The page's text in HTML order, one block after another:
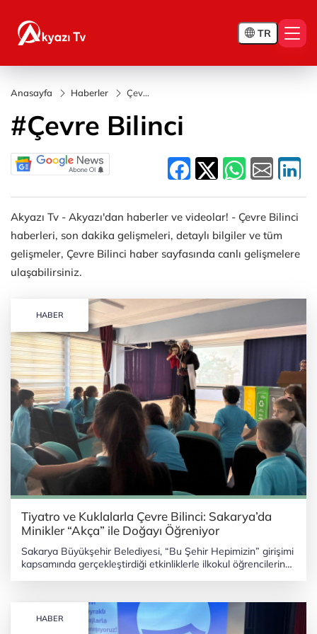
TR
Anasayfa Haberler
Çevre
#Çevre Bilinci
Akyazı Tv - Akyazı'dan haberler ve videolar! - Çevre Bilinci
haberleri, son dakika gelişmeleri, detaylı bilgiler ve tüm
gelişmeler, Çevre Bilinci haber sayfasında canlı gelişmelere
ulaşabilirsiniz.
HABER
Tiyatro ve Kuklalarla Çevre Bilinci: Sakarya’da
Minikler “Akça” ile Doğayı Öğreniyor
Sakarya Büyükşehir Belediyesi, “Bu Şehir Hepimizin” girişimi
kapsamında gerçekleştirdiği etkinliklerle ilkokul öğrencilerine
öğrencilerine çevre bilincini kazandırmaya devam ediyor.
Arifiye, Pamukova ve Söğütlü’de organize edilen etkinliklerde
sahnelenen “Akça” tiyatro oyunu ve kukla gösterileriyle
HABER